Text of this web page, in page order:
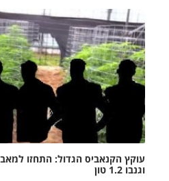
עוקץ הקנאביס הגדול: התחזו
וגנבו 1.2 טון